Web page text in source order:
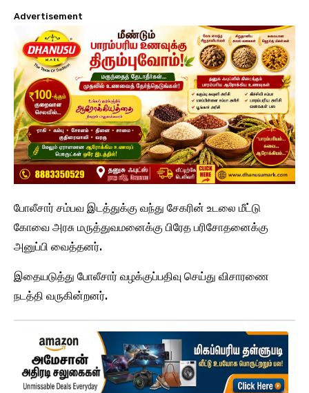
Advertisement
போலீசார் சம்பவ இடத்துக்கு வந்து சேகரின் உடலை மீட்டு
கோவை அரசு மருத்துவமனைக்கு பிரேத பரிசோதனைக்கு
அனுப்பி வைத்தனர்.
இதையடுத்து போலீசார் வழக்குப்பதிவு செய்து விசாரணை
நடத்தி வருகின்றனர்.